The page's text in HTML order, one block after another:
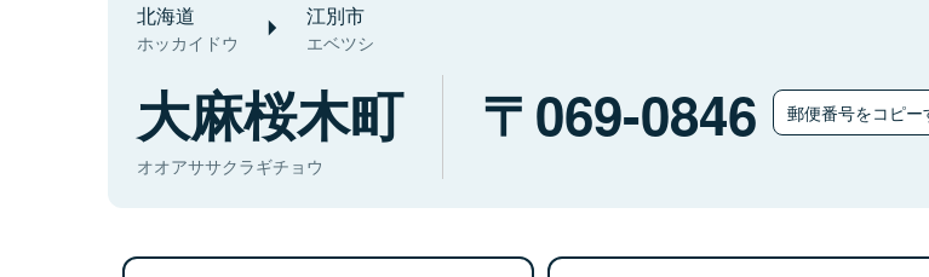
北海道
ホッカイドウ
江別市
エベツシ
大麻桜木町
オオアササクラギチョウ
069-0846 郵便番号をコピー